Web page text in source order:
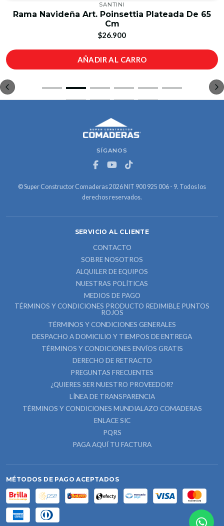
SANTINI
Rama Navideña Art. Poinsettia Plateada De 65
Cm
$26.900
AÑADIR AL CARRO
SÍGANOS
© Super Constructor Comaderas 2026 NIT 900 925 006 - 9. Todos los
derechos reservados.
SERVICIO AL CLIENTE
CONTACTO
SOBRE NOSOTROS
ALQUILER DE EQUIPOS
NUESTRAS POLÍTICAS
MEDIOS DE PAGO
TÉRMINOS Y CONDICIONES PRODUCTO REDIMIBLE PUNTOS
ROJOS
TÉRMINOS Y CONDICIONES GENERALES
DESPACHO A DOMICILIO Y TIEMPOS DE ENTREGA
TÉRMINOS Y CONDICIONES ENVÍOS GRATIS
DERECHO DE RETRACTO
PREGUNTAS FRECUENTES
¿QUIERES SER NUESTRO PROVEEDOR?
LÍNEA DE TRANSPARENCIA
TÉRMINOS Y CONDICIONES MUNDIALAZO COMADERAS
ENLACE SIC
PQRS
PAGA AQUÍ TU FACTURA
MÉTODOS DE PAGO ACEPTADOS